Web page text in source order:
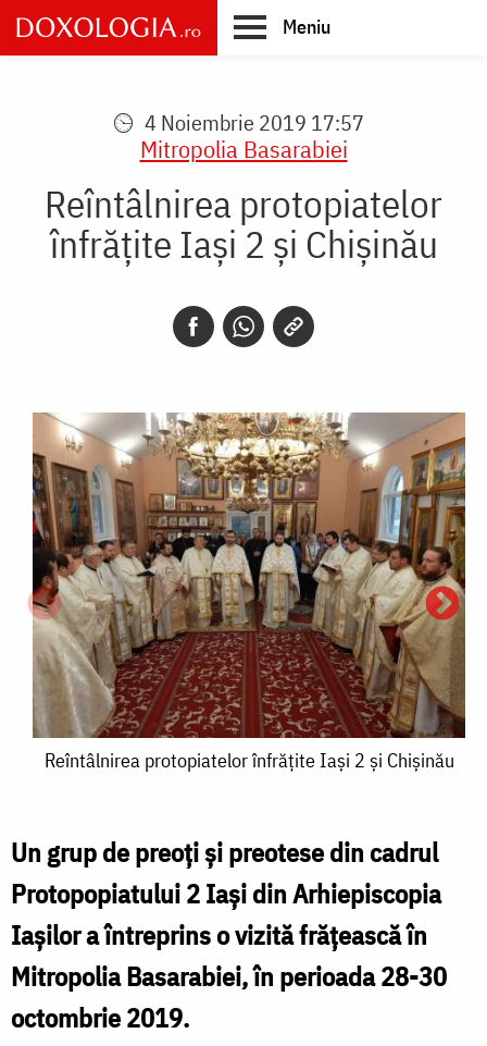
Skip
to
main
Meniu
4 Noiembrie 2019 17:57
Mitropolia Basarabiei
Reîntâlnirea protopiatelor
înfrățite Iași 2 și Chișinău
Reîntâlnirea
înfrățite
Iași
2
și
Chișinău
Reîntâlnirea protopiatelor înfrățite Iași 2 și Chișinău
Un grup de preoți și preotese din cadrul
Protopopiatului 2 Iași din Arhiepiscopia
Iaşilor a întreprins o vizită frățească în
Mitropolia Basarabiei, în perioada 28-30
octombrie 2019.